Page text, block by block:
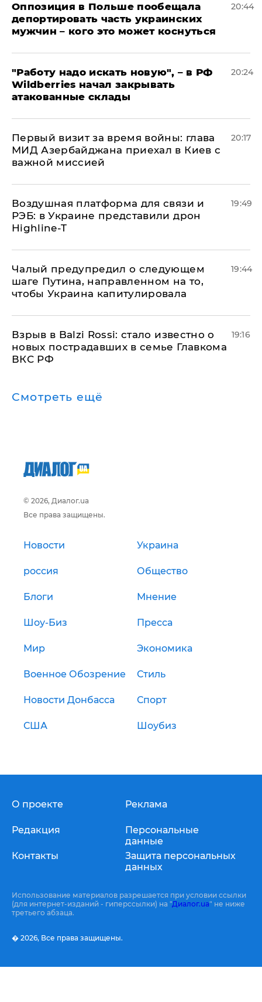
Оппозиция в Польше пообещала
депортировать часть украинских
мужчин – кого это может коснуться
20:44
"Работу надо искать новую", – в РФ
Wildberries начал закрывать
атакованные склады
20:24
Первый визит за время войны: глава
МИД Азербайджана приехал в Киев с
важной миссией
20:17
Воздушная платформа для связи и
РЭБ: в Украине представили дрон
Highline-T
19:49
Чалый предупредил о следующем
шаге Путина, направленном на то,
чтобы Украина капитулировала
19:44
Взрыв в Balzi Rossi: стало известно о
новых пострадавших в семье Главкома
ВКС РФ
19:16
Смотреть ещё
© 2026, Диалог.ua
Все права защищены.
Новости Украина
россия Общество
Блоги Мнение
Шоу-Биз Пресса
Мир Экономика
Военное Обозрение Стиль
Новости Донбасса Спорт
США Шоубиз
О проекте
Редакция
Контакты
Реклама
Персональные
данные
Защита персональных
данных
Использование материалов разрешается при условии ссылки
(для интернет-изданий - гиперссылки) на "Диалог.ua" не ниже
третьего абзаца.
� 2026, Все права защищены.